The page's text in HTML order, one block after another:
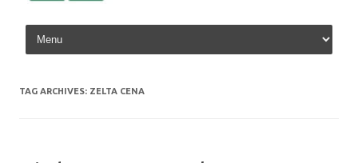
Skip to content
TAG ARCHIVES: ZELTA CENA